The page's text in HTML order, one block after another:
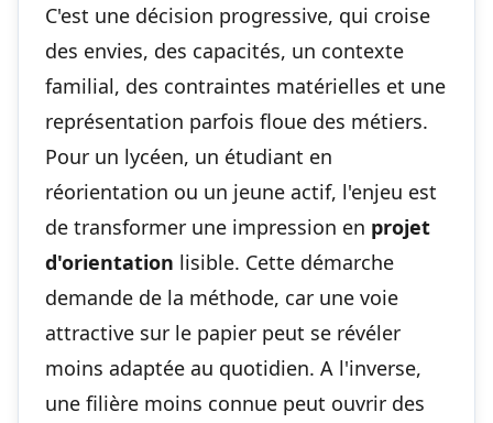
C'est une décision progressive, qui croise
des envies, des capacités, un contexte
familial, des contraintes matérielles et une
représentation parfois floue des métiers.
Pour un lycéen, un étudiant en
réorientation ou un jeune actif, l'enjeu est
de transformer une impression en projet
d'orientation lisible. Cette démarche
demande de la méthode, car une voie
attractive sur le papier peut se révéler
moins adaptée au quotidien. A l'inverse,
une filière moins connue peut ouvrir des